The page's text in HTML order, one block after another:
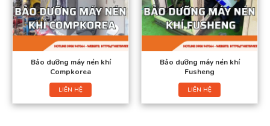
Bảo dưỡng máy nén khí
Compkorea
LIÊN HỆ
Bảo dưỡng máy nén khí
Fusheng
LIÊN HỆ